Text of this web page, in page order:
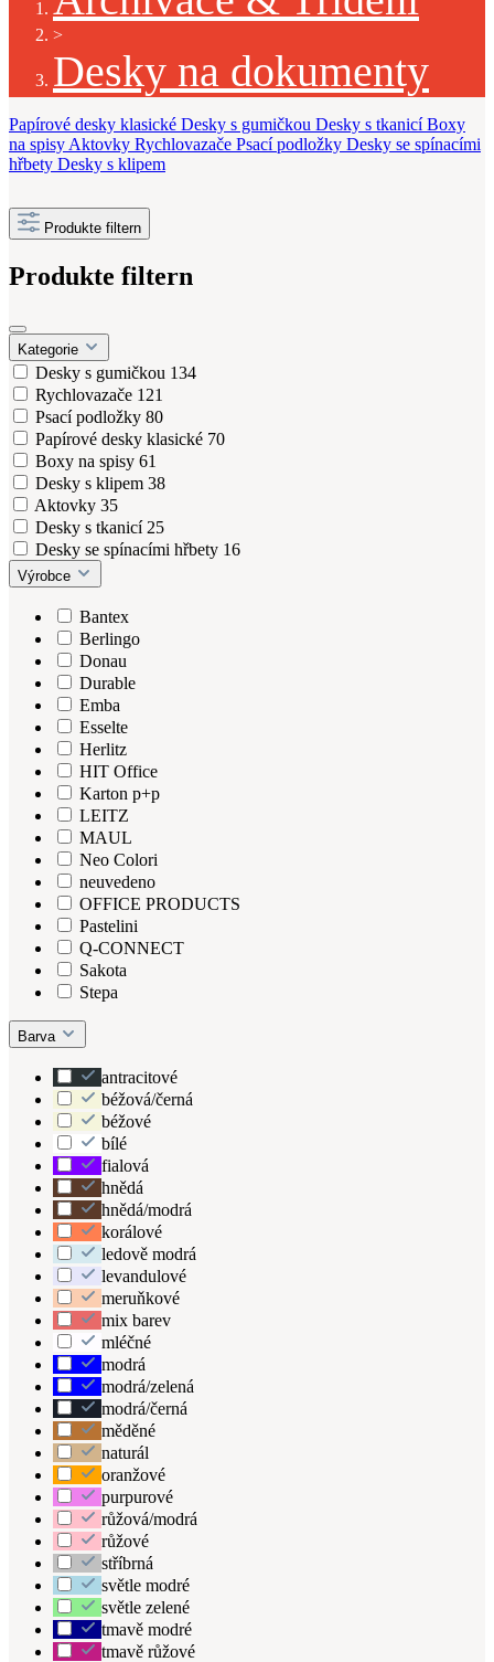
>
Desky na dokumenty
Papírové desky klasické Desky s gumičkou Desky s tkanicí Boxy
na spisy Aktovky Rychlovazače Psací podložky Desky se spínacími
hřbety Desky s klipem
Produkte filtern
Produkte filtern
Kategorie
Desky s gumičkou 134
Rychlovazače 121
Psací podložky 80
Papírové desky klasické 70
Boxy na spisy 61
Desky s klipem 38
Aktovky 35
Desky s tkanicí 25
Desky se spínacími hřbety 16
Výrobce
Bantex
Berlingo
Donau
Durable
Emba
Esselte
Herlitz
HIT Office
Karton p+p
LEITZ
MAUL
Neo Colori
neuvedeno
OFFICE PRODUCTS
Pastelini
Q-CONNECT
Sakota
Stepa
Barva
antracitové
béžová/černá
béžové
bílé
fialová
hnědá
hnědá/modrá
korálové
ledově modrá
levandulové
meruňkové
mix barev
mléčné
modrá
modrá/zelená
modrá/černá
měděné
naturál
oranžové
purpurové
růžová/modrá
růžové
stříbrná
světle modré
světle zelené
tmavě modré
tmavě růžové